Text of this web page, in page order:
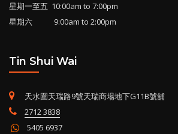
星期一至五 10:00am to 7:00pm
星期六 9:00am to 2:00pm
Tin Shui Wai
天水圍天瑞路9號天瑞商場地下G11B號舖
2712 3838
5405 6937